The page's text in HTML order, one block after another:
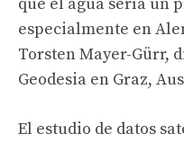
especialmente en
Torsten Mayer-Gürr,
Geodesia en Graz,
El estudio de datos